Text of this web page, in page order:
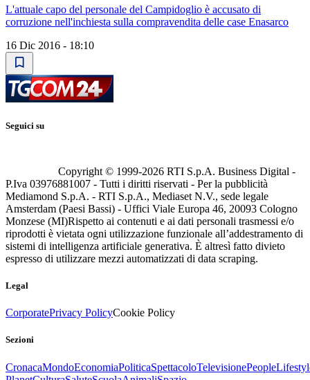
L'attuale capo del personale del Campidoglio è accusato di
corruzione nell'inchiesta sulla compravendita delle case Enasarco
16 Dic 2016 - 18:10
Seguici su
Copyright © 1999-2026 RTI S.p.A. Business Digital -
P.Iva 03976881007 - Tutti i diritti riservati - Per la pubblicità
Mediamond S.p.A. - RTI S.p.A., Mediaset N.V., sede legale
Amsterdam (Paesi Bassi) - Uffici Viale Europa 46, 20093 Cologno
Monzese (MI)Rispetto ai contenuti e ai dati personali trasmessi e/o
riprodotti è vietata ogni utilizzazione funzionale all’addestramento di
sistemi di intelligenza artificiale generativa. È altresì fatto divieto
espresso di utilizzare mezzi automatizzati di data scraping.
Legal
CorporatePrivacy PolicyCookie Policy
Sezioni
CronacaMondoEconomiaPoliticaSpettacoloTelevisionePeople